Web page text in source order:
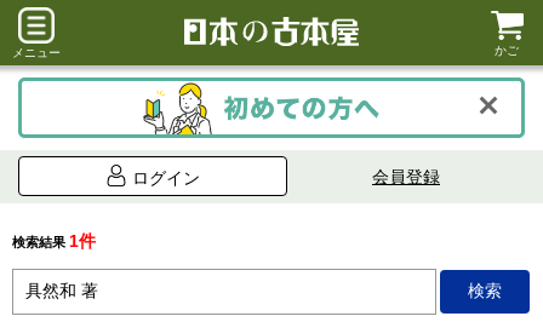
メニュー かご
ログイン 会員登録
検索結果 1件